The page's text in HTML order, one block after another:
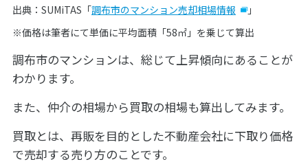
出典：SUMiTAS「調布市のマンション売却相場情報
」
※価格は筆者にて単価に平均面積「58㎡」を乗じて算出
調布市のマンションは、総じて上昇傾向にあることが
わかります。
また、仲介の相場から買取の相場も算出してみます。
買取とは、再販を目的とした不動産会社に下取り価格
で売却する売り方のことです。